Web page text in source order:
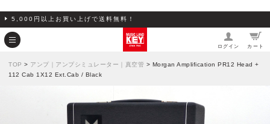
5,000円以上お買い上げで送料無料！
ログイン カート
TOP > アンプ｜アンプシミュレーター｜真空管 > Morgan Amplification PR12 Head +
112 Cab 1X12 Ext.Cab / Black